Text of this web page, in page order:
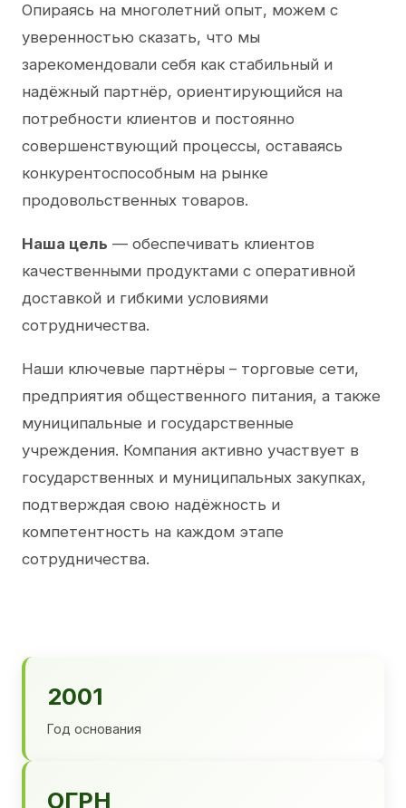
Опираясь на многолетний опыт, можем с
уверенностью сказать, что мы
зарекомендовали себя как стабильный и
надёжный партнёр, ориентирующийся на
потребности клиентов и постоянно
совершенствующий процессы, оставаясь
конкурентоспособным на рынке
продовольственных товаров.
Наша цель — обеспечивать клиентов
качественными продуктами с оперативной
доставкой и гибкими условиями
сотрудничества.
Наши ключевые партнёры – торговые сети,
предприятия общественного питания, а также
муниципальные и государственные
учреждения. Компания активно участвует в
государственных и муниципальных закупках,
подтверждая свою надёжность и
компетентность на каждом этапе
сотрудничества.
2001
Год основания
ОГРН